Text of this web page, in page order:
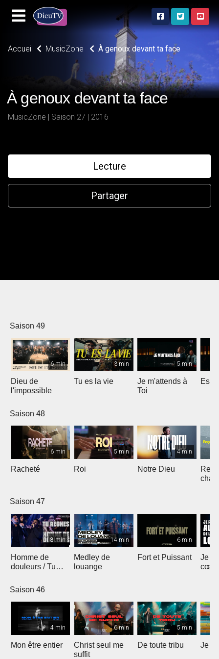
Accueil MusicZone À genoux devant ta face
À genoux devant ta face
MusicZone | Saison 27 | 2016
Lecture
Partager
Saison 49
6 min
Dieu de
l'impossible
3 min
Tu es la vie
5 min
Je m'attends à
Toi
Saison 48
6 min
Racheté
5 min
Roi
4 min
Notre Dieu
chant
Saison 47
8 min
Homme de
douleurs / Tu
14 min
Medley de
louange
6 min
Fort et Puissant
Je
cœur
Saison 46
4 min
Mon être entier
6 min
Christ seul me
suffit
5 min
De toute tribu Je